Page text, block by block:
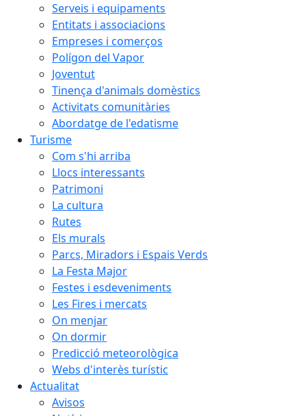
Serveis i equipaments
Entitats i associacions
Empreses i comerços
Polígon del Vapor
Joventut
Tinença d'animals domèstics
Activitats comunitàries
Abordatge de l'edatisme
Turisme
Com s'hi arriba
Llocs interessants
Patrimoni
La cultura
Rutes
Els murals
Parcs, Miradors i Espais Verds
La Festa Major
Festes i esdeveniments
Les Fires i mercats
On menjar
On dormir
Predicció meteorològica
Webs d'interès turístic
Actualitat
Avisos